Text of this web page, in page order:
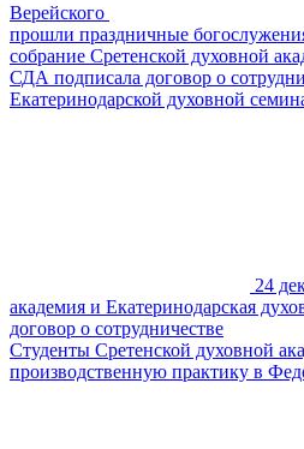
Верейского
прошли праздничные
собрание Сретенской духовной
СДА подписала договор о
Екатеринодарской духовной
24
академия и Екатеринодарская
договор о сотрудничестве
Студенты Сретенской духовной
производственную практику в